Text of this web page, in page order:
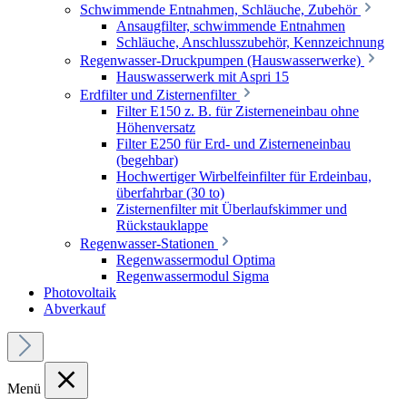
Schwimmende Entnahmen, Schläuche, Zubehör
Ansaugfilter, schwimmende Entnahmen
Schläuche, Anschlusszubehör, Kennzeichnung
Regenwasser-Druckpumpen (Hauswasserwerke)
Hauswasserwerk mit Aspri 15
Erdfilter und Zisternenfilter
Filter E150 z. B. für Zisterneneinbau ohne
Höhenversatz
Filter E250 für Erd- und Zisterneneinbau
(begehbar)
Hochwertiger Wirbelfeinfilter für Erdeinbau,
überfahrbar (30 to)
Zisternenfilter mit Überlaufskimmer und
Rückstauklappe
Regenwasser-Stationen
Regenwassermodul Optima
Regenwassermodul Sigma
Photovoltaik
Abverkauf
Menü